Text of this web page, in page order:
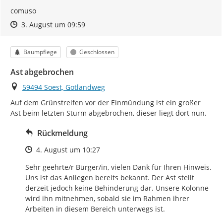
comuso
Zeitpunkt des Erstellens
Zeitpunkt des Erstellens
3. August um 09:59Zur Äußerung
Kategorie
Baumpflege Status
Geschlossen
Ast abgebrochen
Ort
59494 Soest, Gotlandweg
Auf dem Grünstreifen vor der Einmündung ist ein großer
Ast beim letzten Sturm abgebrochen, dieser liegt dort nun.
Rückmeldung
Zeitpunkt des Erstellens
4. August um 10:27
Sehr geehrte/r Bürger/in, vielen Dank für Ihren Hinweis.
Uns ist das Anliegen bereits bekannt. Der Ast stellt
derzeit jedoch keine Behinderung dar. Unsere Kolonne
wird ihn mitnehmen, sobald sie im Rahmen ihrer
Arbeiten in diesem Bereich unterwegs ist.